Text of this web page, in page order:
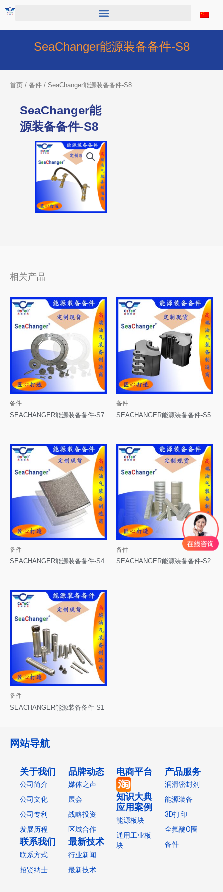
SeaChanger能源装备备件-S8
首页 / 备件 / SeaChanger能源装备备件-S8
SeaChanger能
源装备备件-S8
相关产品
备件
SEACHANGER能源装备备件-S7
备件
SEACHANGER能源装备备件-S5
备件
SEACHANGER能源装备备件-S4
备件
SEACHANGER能源装备备件-S2
备件
SEACHANGER能源装备备件-S1
网站导航
关于我们
公司简介
公司文化
公司专利
发展历程
联系我们
联系方式
招贤纳士
品牌动态
媒体之声
展会
战略投资
区域合作
最新技术
行业新闻
最新技术
电商平台
知识大典
应用案例
能源板块
通用工业板
块
产品服务
润滑密封剂
能源装备
3D打印
全氟醚O圈
备件